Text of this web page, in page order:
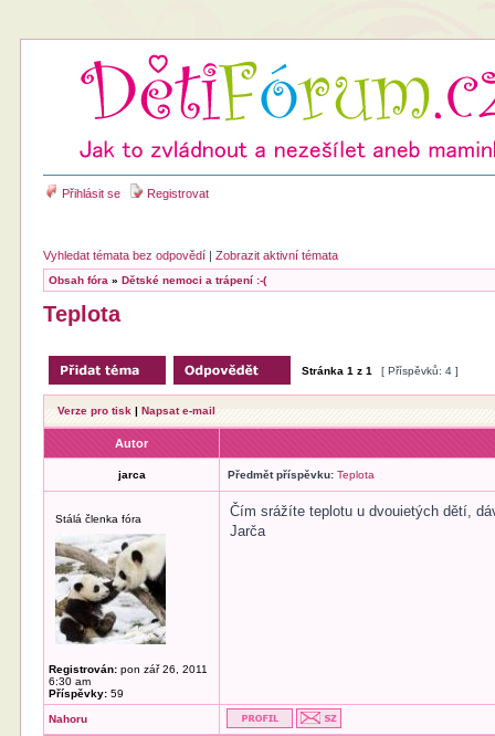
Přihlásit se Registrovat
Vyhledat témata bez odpovědí |Zobrazit aktivní témata
Obsah fóra »Dětské nemoci a trápení :-(
Teplota
Stránka1 z1 [ Příspěvků: 4 ]
Verze pro tisk |Napsat e-mail
Autor
jarca Předmět příspěvku: Teplota
Stálá členka fóra
Registrován: pon zář 26, 2011
6:30 am
Příspěvky: 59
Čím srážíte teplotu u dvouietých dětí,
Jarča
Nahoru